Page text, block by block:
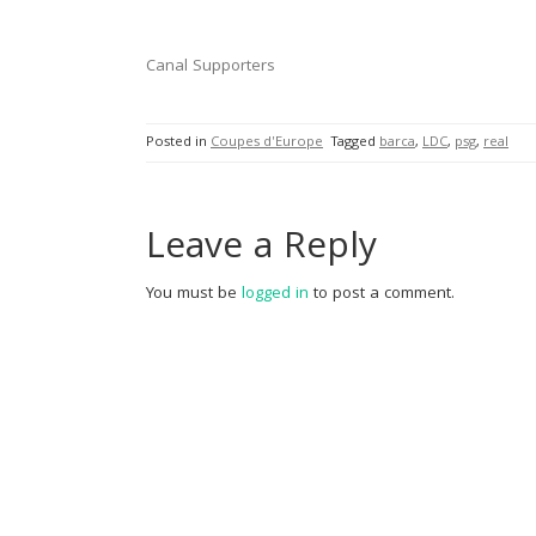
Canal Supporters
Posted in Coupes d'Europe Tagged barca, LDC, psg, real
Leave a Reply
You must be logged in to post a comment.